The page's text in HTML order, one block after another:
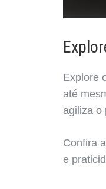
Explore
até
agiliza o
Confira
e